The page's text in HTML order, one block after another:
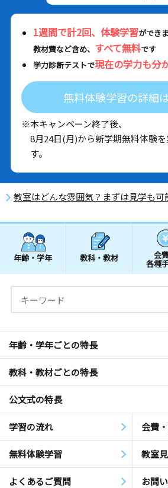
1週間で計2回、体験学習ができ
教材費など含め、 すべて無料です
学力診断テストで現在の学力も分
無料体験学習の詳細
※本キャンペーン終了後、
8月24日(月)から新学期無料体験
す。
教室はどんな雰囲気？まずは見学も可
年齢・学年 教科・教材 会
各種
年齢・学年ごとの特長
教科・教材ごとの特長
公文式の特長
学習の流れ 会費
無料体験学習 教室
よくあるご質問 お問